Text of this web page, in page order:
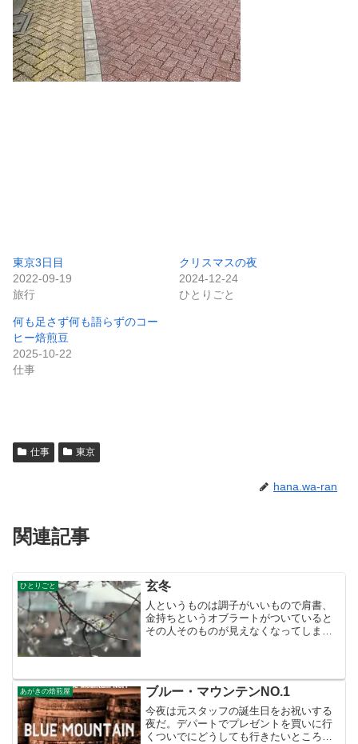
東京3日目
2022-09-19
旅行
クリスマスの夜
2024-12-24
ひとりごと
何も足さず何も語らずのコー
ヒー焙煎豆
2025-10-22
仕事
仕事 東京
hana.wa-ran
関連記事
ひとりごと 玄冬
人というものは調子がいいもので肩書、
金持ちというオブラートがついていると
その人そのものが見えなくなってしま
ける。一番驚いているのは本人かもし...
あがきの焙煎屋 ブルー・マウンテンNO.1
今夜は元スタッフの誕生日をお祝いする
夜だ。デパートでプレゼントを買いに行
くついでにどうしても行きたいところが